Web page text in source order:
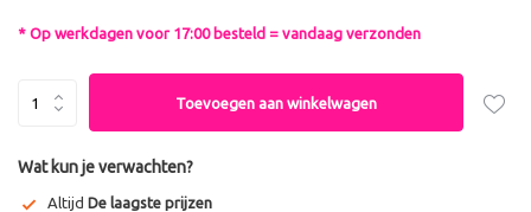
* Op werkdagen voor 17:00 besteld = vandaag verzonden
Toevoegen aan winkelwagen
Wat kun je verwachten?
Altijd De laagste prijzen